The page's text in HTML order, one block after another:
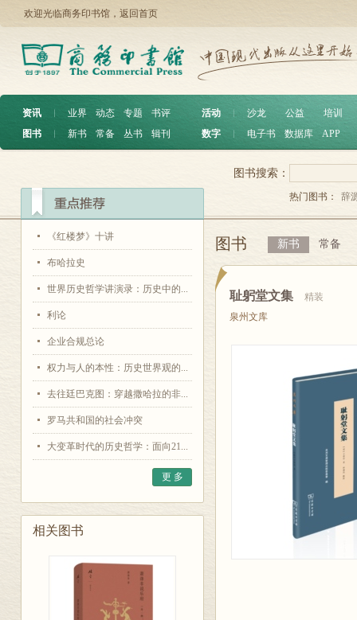
欢迎光临商务印书馆， 返回首页
资讯 ︱ 业界 动态 专题
书评
图书
︱ 新书 常备 丛书 辑刊
活动 沙龙 公益
培训
数字
电子书 数据库 APP
《红楼梦》十讲
布哈拉史
世界历史哲学讲演录：历史中的...
利论
企业合规总论
权力与人的本性：历史世界观的...
去往廷巴克图：穿越撒哈拉的非...
罗马共和国的社会冲突
大变革时代的历史哲学：面向21...
更 多
相关图书
图书搜索：
热门图书： 辞
图书 新书 常备
耻躬堂文集
精装
泉州文库